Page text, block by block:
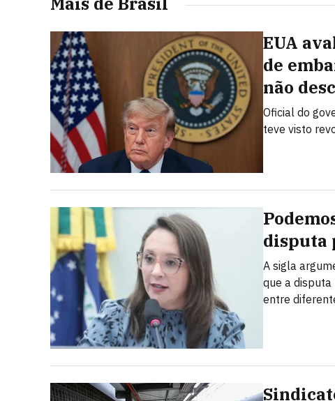
EUA
de
não
Oficial do
teve visto
disputa
A sigla
que a
entre